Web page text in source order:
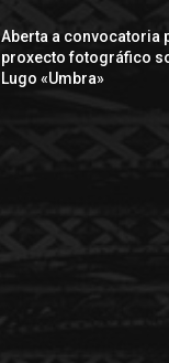
Aberta a convocatoria
proxecto fotográfico
Lugo «Umbra»